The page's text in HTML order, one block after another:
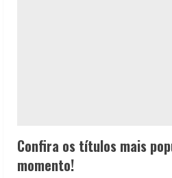
Confira os títulos mais
momento!